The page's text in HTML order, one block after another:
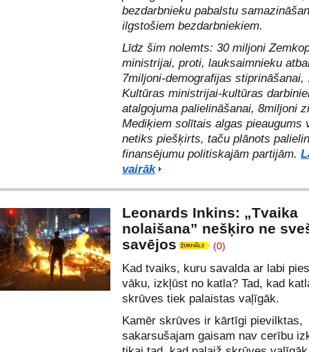
bezdarbnieku pabalstu
ilgstošiem bezdarbniekiem.
Līdz šim nolemts: 30 miljoni
ministrijai, proti, lauksaimnieku
7miljoni-demografijas stiprināšanai,
Kultūras ministrijai-kultūras
atalgojuma palielināšanai, 8miljoni
Mediķiem solītais algas pieaugums
netiks piešķirts, taču plānots
finansējumu politiskajām partijām.
vairāk
Leonards Inkins: „Tvaika
nolaišana” nešķiro ne
savējos
(0)
Kad tvaiks, kuru savalda ar labi
vāku, izkļūst no katla? Tad, kad
skrūves tiek palaistas vaļīgāk.
Kamēr skrūves ir kārtīgi pievilktas,
sakarsušajam gaisam nav cerību